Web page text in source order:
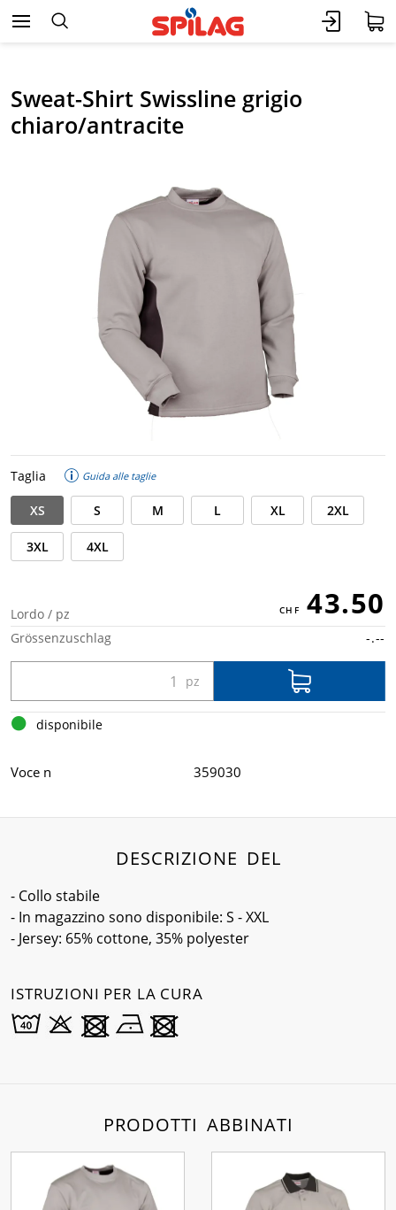
Sweat-Shirt Swissline grigio
chiaro/antracite
Taglia Guida alle taglie
XS S M L XL 2XL
3XL 4XL
Lordo / pz 43.50
Grössenzuschlag -.--
disponibile
Voce n 359030
DESCRIZIONE DEL
- Collo stabile
- In magazzino sono disponibile: S - XXL
- Jersey: 65% cottone, 35% polyester
ISTRUZIONI PER LA CURA
PRODOTTI ABBINATI